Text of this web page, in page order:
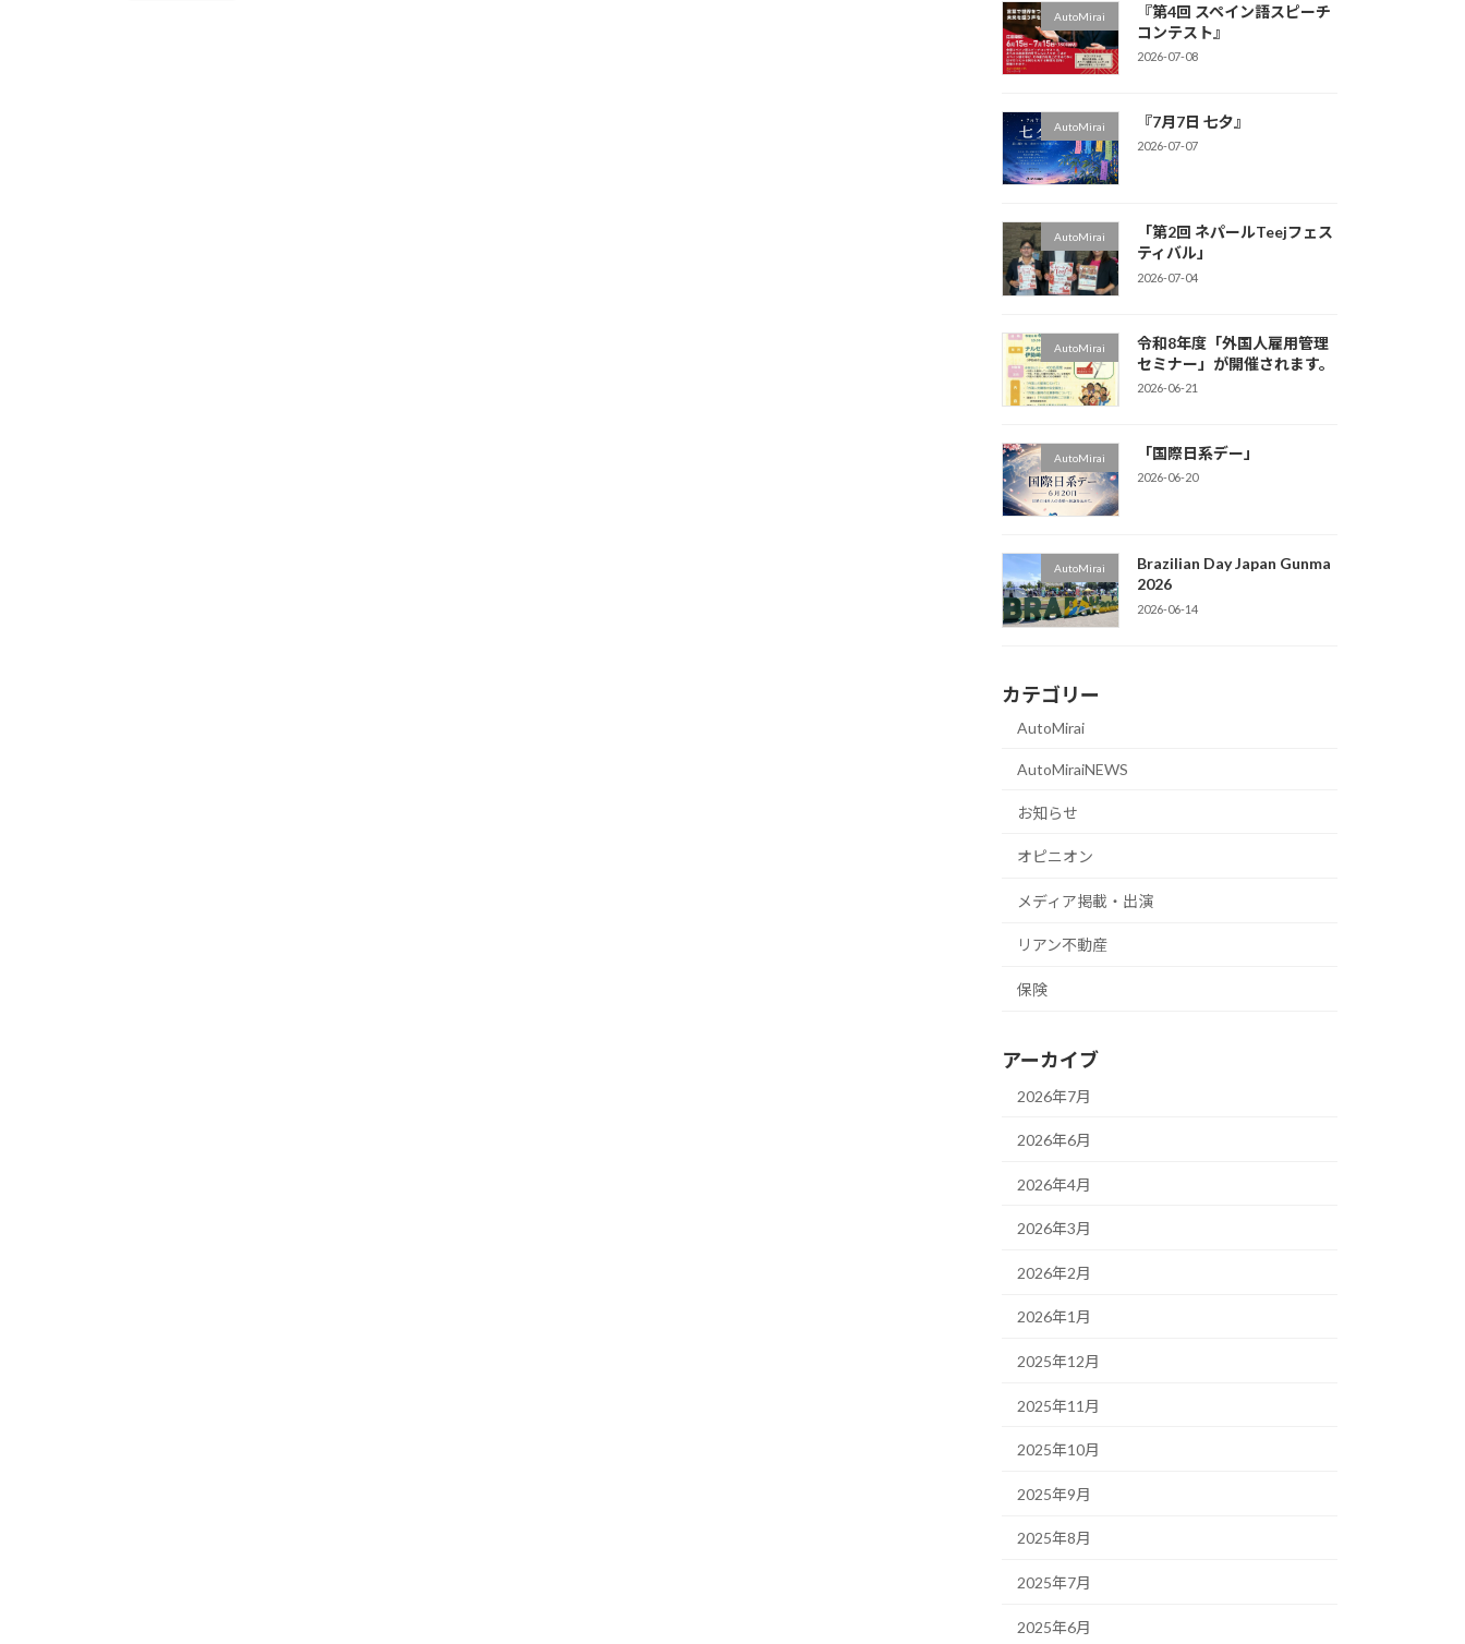
AutoMirai
『第4回 スペイン語スピーチ
コンテスト』
2026-07-08
AutoMirai 『7月7日 七夕』
2026-07-07
AutoMirai
「第2回 ネパールTeejフェス
ティバル」
2026-07-04
AutoMirai
令和8年度「外国人雇用管理
セミナー」が開催されます。
2026-06-21
AutoMirai 「国際日系デー」
2026-06-20
AutoMirai
Brazilian Day Japan Gunma
2026
2026-06-14
カテゴリー
AutoMirai
AutoMiraiNEWS
お知らせ
オピニオン
メディア掲載・出演
リアン不動産
保険
アーカイブ
2026年7月
2026年6月
2026年4月
2026年3月
2026年2月
2026年1月
2025年12月
2025年11月
2025年10月
2025年9月
2025年8月
2025年7月
2025年6月